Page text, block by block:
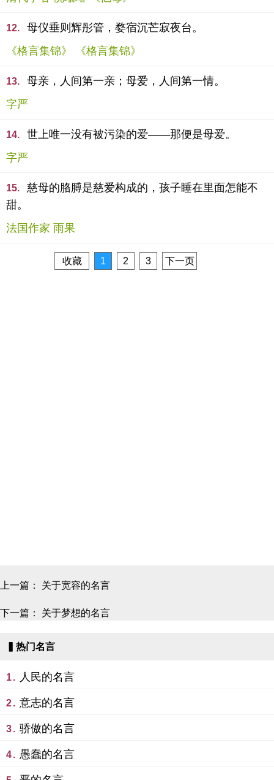
12.
母仪垂则辉彤管，婺宿沉芒寂夜台。
《格言集锦》 《格言集锦》
13.
母亲，人间第一亲；母爱，人间第一情。
字严
14.
世上唯一没有被污染的爱——那便是母爱。
字严
15.
慈母的胳膊是慈爱构成的，孩子睡在里面怎能不
甜。
法国作家 雨果
收藏 1 2 3 下一页
上一篇： 关于宽容的名言
下一篇： 关于梦想的名言
▍热门名言
1. 人民的名言
2. 意志的名言
3. 骄傲的名言
4. 愚蠢的名言